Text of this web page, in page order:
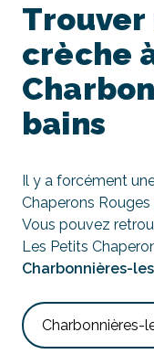
Trouver
crèche
bains
Il y a forcément
Chaperons
Vous pouvez
Les Petits
Charbonnières-